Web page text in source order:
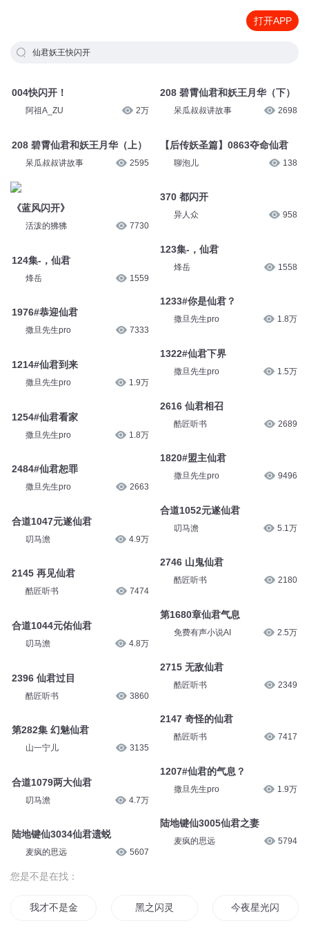
打开APP
仙君妖王快闪开
004快闪开！
阿祖A_ZU 2万
208 碧霄仙君和妖王月华（上）
呆瓜叔叔讲故事 2595
《蓝风闪开》
活泼的狒狒 7730
124集-，仙君
烽岳 1559
1976#恭迎仙君
撒旦先生pro 7333
1214#仙君到来
撒旦先生pro 1.9万
1254#仙君看家
撒旦先生pro 1.8万
2484#仙君恕罪
撒旦先生pro 2663
合道1047元遂仙君
叨马澹 4.9万
2145 再见仙君
酷匠听书 7474
合道1044元佑仙君
叨马澹 4.8万
2396 仙君过目
酷匠听书 3860
第282集 幻魅仙君
山一宁儿 3135
合道1079两大仙君
叨马澹 4.7万
陆地键仙3034仙君遗蜕
麦疯的思远 5607
208 碧霄仙君和妖王月华（下）
呆瓜叔叔讲故事 2698
【后传妖圣篇】0863夺命仙君
聊泡儿 138
370 都闪开
异人众 958
123集-，仙君
烽岳 1558
1233#你是仙君？
撒旦先生pro 1.8万
1322#仙君下界
撒旦先生pro 1.5万
2616 仙君相召
酷匠听书 2689
1820#盟主仙君
撒旦先生pro 9496
合道1052元遂仙君
叨马澹 5.1万
2746 山鬼仙君
酷匠听书 2180
第1680章仙君气息
免费有声小说AI 2.5万
2715 无敌仙君
酷匠听书 2349
2147 奇怪的仙君
酷匠听书 7417
1207#仙君的气息？
撒旦先生pro 1.9万
陆地键仙3005仙君之妻
麦疯的思远 5794
您是不是在找：
我才不是金闪闪 黑之闪灵 今夜星光闪闪